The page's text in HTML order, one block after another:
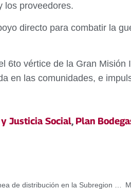
los proveedores.
directo para combatir la
6to vértice de la Gran
en las comunidades, e
Justicia Social, Plan